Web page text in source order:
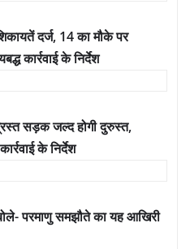
दर्ज, 14 का मौके पर
कार्रवाई के निर्देश
सड़क जल्द होगी दुरुस्त,
के निर्देश
परमाणु समझौते का यह आखिरी